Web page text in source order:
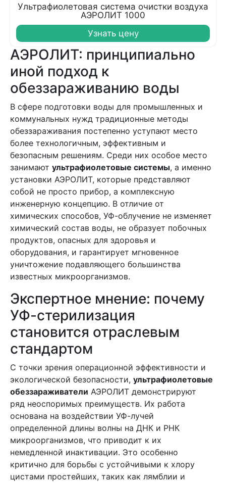
Ультрафиолетовая система очистки воздуха
АЭРОЛИТ 1000
Узнать цену
АЭРОЛИТ: принципиально
иной подход к
обеззараживанию воды
В сфере подготовки воды для промышленных и
коммунальных нужд традиционные методы
обеззараживания постепенно уступают место
более технологичным, эффективным и
безопасным решениям. Среди них особое место
занимают ультрафиолетовые системы, а именно
установки АЭРОЛИТ, которые представляют
собой не просто прибор, а комплексную
инженерную концепцию. В отличие от
химических способов, УФ-облучение не изменяет
химический состав воды, не образует побочных
продуктов, опасных для здоровья и
оборудования, и гарантирует мгновенное
уничтожение подавляющего большинства
известных микроорганизмов.
Экспертное мнение: почему
УФ-стерилизация
становится отраслевым
стандартом
С точки зрения операционной эффективности и
экологической безопасности, ультрафиолетовые
обеззараживатели АЭРОЛИT демонстрируют
ряд неоспоримых преимуществ. Их работа
основана на воздействии УФ-лучей
определенной длины волны на ДНК и РНК
микроорганизмов, что приводит к их
немедленной инактивации. Это особенно
критично для борьбы с устойчивыми к хлору
цистами простейших, таких как лямблии и